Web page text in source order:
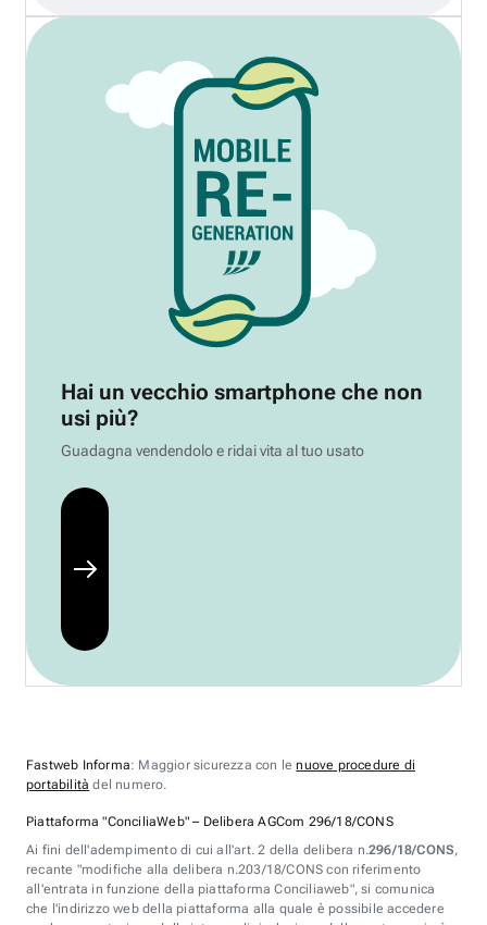
Hai un vecchio smartphone che non
usi più?
Guadagna vendendolo e ridai vita al tuo usato
Fastweb Informa: Maggior sicurezza con lenuove procedure di
portabilità del numero.
Piattaforma "ConciliaWeb" – Delibera AGCom 296/18/CONS
Ai fini dell'adempimento di cui all'art. 2 della delibera n.296/18/CONS,
recante "modifiche alla delibera n.203/18/CONS con riferimento
all'entrata in funzione della piattaforma Conciliaweb", si comunica
che l'indirizzo web della piattaforma alla quale è possibile accedere